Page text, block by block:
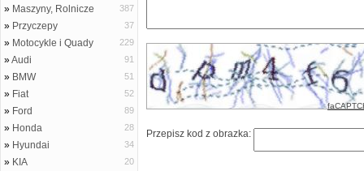
» Maszyny, Rolnicze 387
» Przyczepy 37
» Motocykle i Quady 229
»Audi 91
» BMW 51
» Fiat 52
» Ford 89
» Honda 28
» Hyundai 34
» KIA 20
Przepisz kod z obrazka: